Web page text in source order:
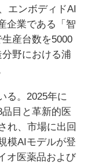
エンボディドAI
企業である「智
産台数を5000
野における浦
る。2025年に
目と革新的医
れ、市場に出回
模AIモデルが登
オ医薬品および